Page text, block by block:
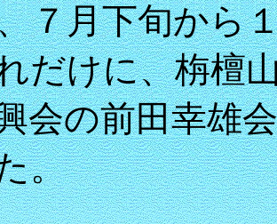
７月下旬から
だけに、栴檀
会の前田幸雄
。